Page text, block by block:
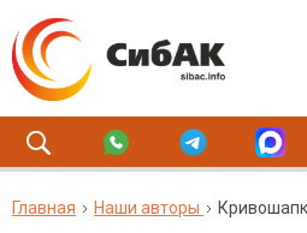
Главная Наши авторы